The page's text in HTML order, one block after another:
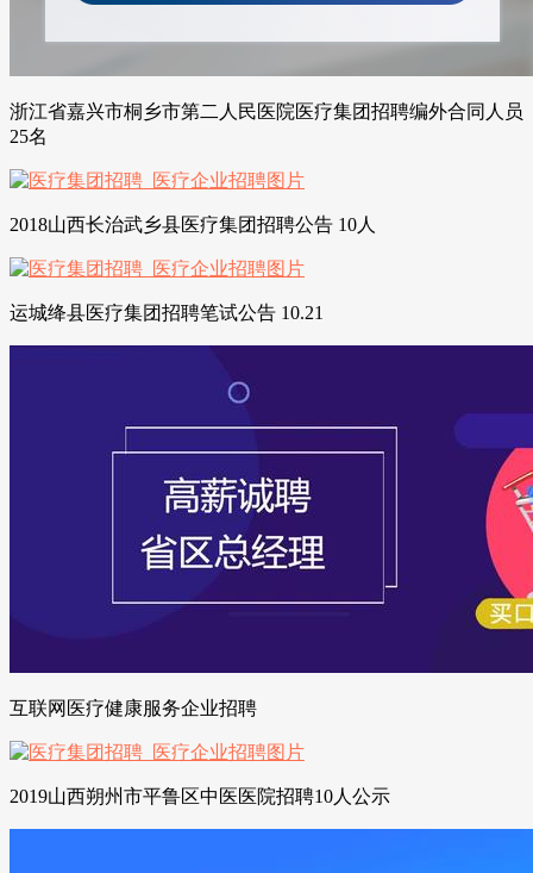
浙江省嘉兴市桐乡市第二人民医院医疗集团招聘编外合同人员
25名
2018山西长治武乡县医疗集团招聘公告 10人
运城绛县医疗集团招聘笔试公告 10.21
互联网医疗健康服务企业招聘
2019山西朔州市平鲁区中医医院招聘10人公示